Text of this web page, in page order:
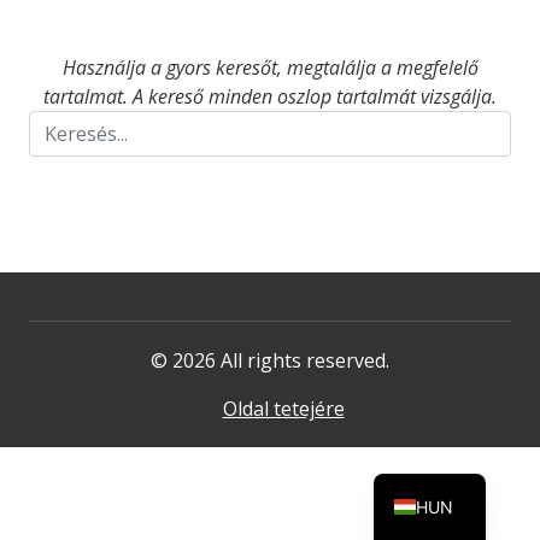
Használja a gyors keresőt, megtalálja a megfelelő
tartalmat. A kereső minden oszlop tartalmát vizsgálja.
© 2026 All rights reserved.
Oldal tetejére
HUN